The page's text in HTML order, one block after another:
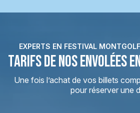
EXPERTS EN FESTIVAL
TARIFS DE NOS ENVOLÉES
Une fois l’achat de vos billets
pour réserver une